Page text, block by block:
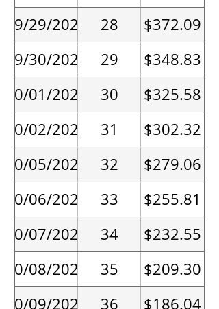
09/29/2026
28
$372.09
09/30/2026
29
$348.83
10/01/2026
30
$325.58
10/02/2026
31
$302.32
10/05/2026
32
$279.06
10/06/2026
33
$255.81
10/07/2026
34
$232.55
10/08/2026
35
$209.30
10/09/2026
36 $186.04